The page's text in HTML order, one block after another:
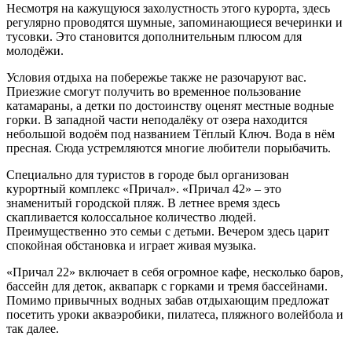
Несмотря на кажущуюся захолустность этого курорта, здесь
регулярно проводятся шумные, запоминающиеся вечеринки и
тусовки. Это становится дополнительным плюсом для
молодёжи.
Условия отдыха на побережье также не разочаруют вас.
Приезжие смогут получить во временное пользование
катамараны, а детки по достоинству оценят местные водные
горки. В западной части неподалёку от озера находится
небольшой водоём под названием Тёплый Ключ. Вода в нём
пресная. Сюда устремляются многие любители порыбачить.
Специально для туристов в городе был организован
курортный комплекс «Причал». «Причал 42» – это
знаменитый городской пляж. В летнее время здесь
скапливается колоссальное количество людей.
Преимущественно это семьи с детьми. Вечером здесь царит
спокойная обстановка и играет живая музыка.
«Причал 22» включает в себя огромное кафе, несколько баров,
бассейн для деток, аквапарк с горками и тремя бассейнами.
Помимо привычных водных забав отдыхающим предложат
посетить уроки акваэробики, пилатеса, пляжного волейбола и
так далее.